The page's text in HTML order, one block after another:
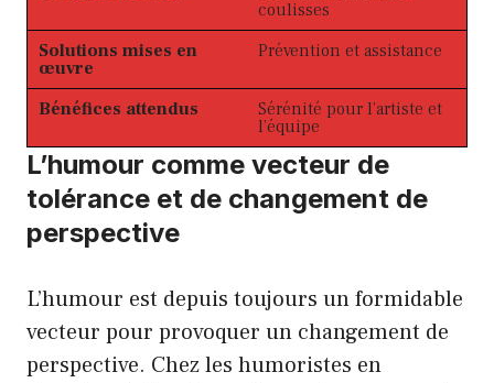
coulisses
Solutions mises en
œuvre
Prévention et assistance
Bénéfices attendus
Sérénité pour l’artiste et
l’équipe
L’humour comme vecteur de
tolérance et de changement de
perspective
L’humour est depuis toujours un formidable
vecteur pour provoquer un changement de
perspective. Chez les humoristes en